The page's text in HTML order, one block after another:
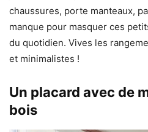
chaussures, porte manteaux,
manque pour masquer ces
du quotidien. Vives les
et minimalistes !
Un placard avec de
bois